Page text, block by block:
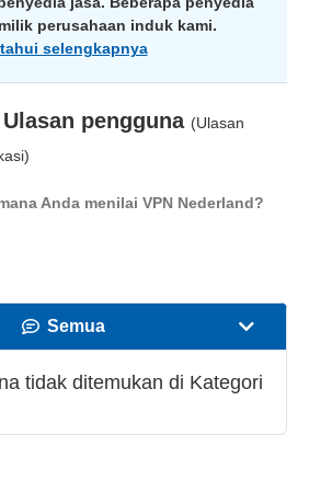
perusahaan induk kami.
selengkapnya
Ulasan pengguna (Ulasan
Anda menilai VPN Nederland?
Semua
Kecepatan
tidak ditemukan di Kategori